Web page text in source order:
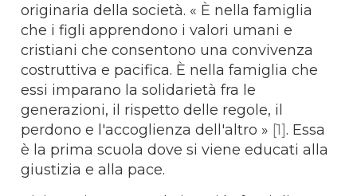
originaria della società. « È nella famiglia
che i figli apprendono i valori umani e
cristiani che consentono una convivenza
costruttiva e pacifica. È nella famiglia che
essi imparano la solidarietà fra le
generazioni, il rispetto delle regole, il
perdono e l'accoglienza dell'altro » [1]. Essa
è la prima scuola dove si viene educati alla
giustizia e alla pace.